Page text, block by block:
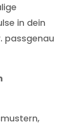
in dein
passgenau